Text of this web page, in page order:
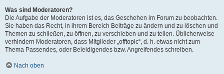
Was sind Moderatoren?
Die Aufgabe der Moderatoren ist es, das Geschehen im Forum zu beobachten.
Sie haben das Recht, in ihrem Bereich Beiträge zu ändern und zu löschen und
Themen zu schließen, zu öffnen, zu verschieben und zu teilen. Üblicherweise
verhindern Moderatoren, dass Mitglieder „offtopic“, d. h. etwas nicht zum
Thema Passendes, oder Beleidigendes bzw. Angreifendes schreiben.
Nach oben